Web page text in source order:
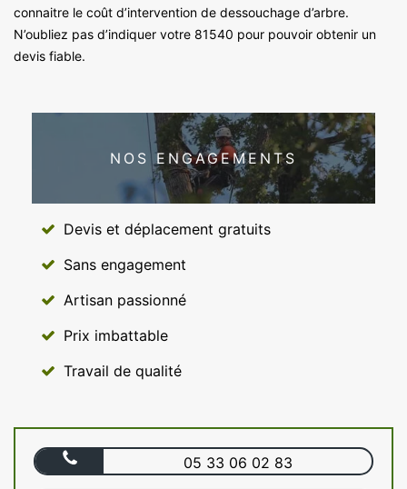
connaitre le coût d’intervention de dessouchage d’arbre.
N’oubliez pas d’indiquer votre 81540 pour pouvoir obtenir un
devis fiable.
NOS ENGAGEMENTS
Devis et déplacement gratuits
Sans engagement
Artisan passionné
Prix imbattable
Travail de qualité
05 33 06 02 83